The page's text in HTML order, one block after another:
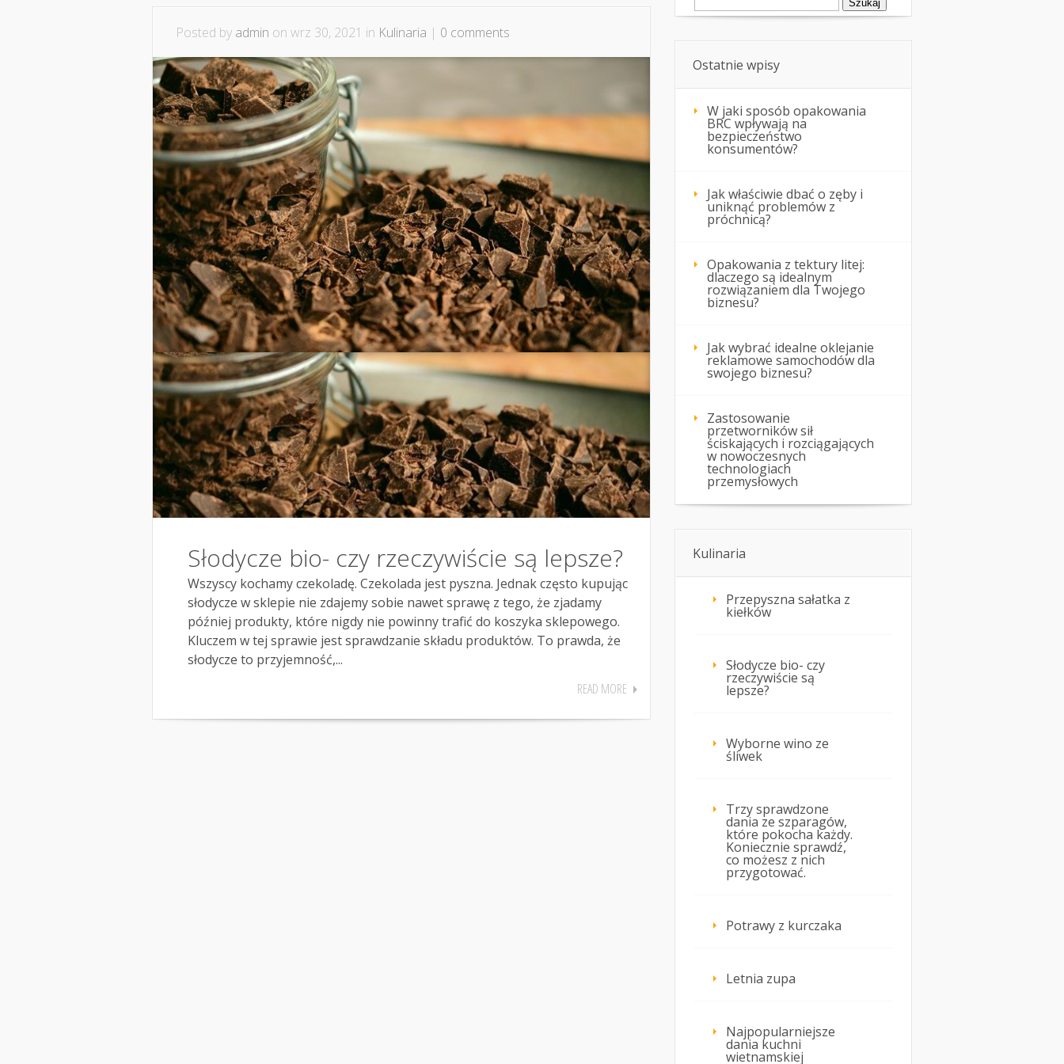
Posted by admin on wrz 30, 2021 in Kulinaria | 0 comments
Słodycze bio- czy rzeczywiście są lepsze?
Wszyscy kochamy czekoladę. Czekolada jest pyszna. Jednak często kupując
słodycze w sklepie nie zdajemy sobie nawet sprawę z tego, że zjadamy
później produkty, które nigdy nie powinny trafić do koszyka sklepowego.
Kluczem w tej sprawie jest sprawdzanie składu produktów. To prawda, że
słodycze to przyjemność,...
READ MORE
Ostatnie wpisy
W jaki sposób opakowania
BRC wpływają na
bezpieczeństwo
konsumentów?
Jak właściwie dbać o zęby i
uniknąć problemów z
próchnicą?
Opakowania z tektury litej:
dlaczego są idealnym
rozwiązaniem dla Twojego
biznesu?
Jak wybrać idealne oklejanie
reklamowe samochodów dla
swojego biznesu?
Zastosowanie
przetworników sił
ściskających i rozciągających
w nowoczesnych
technologiach
przemysłowych
Kulinaria
Przepyszna sałatka z
kiełków
Słodycze bio- czy
rzeczywiście są
lepsze?
Wyborne wino ze
śliwek
Trzy sprawdzone
dania ze szparagów,
które pokocha każdy.
Koniecznie sprawdź,
co możesz z nich
przygotować.
Potrawy z kurczaka
Letnia zupa
Najpopularniejsze
dania kuchni
wietnamskiej